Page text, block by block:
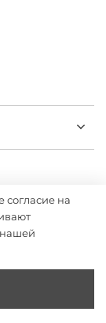
и
согласие на
нашей